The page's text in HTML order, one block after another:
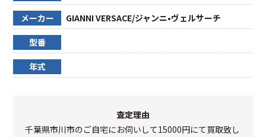
メーカー GIANNI VERSACE/ジャンニ•ヴェルサーチ
型番
年式
査定理由
千葉県市川市のご自宅にお伺いして15000円にて買取致し